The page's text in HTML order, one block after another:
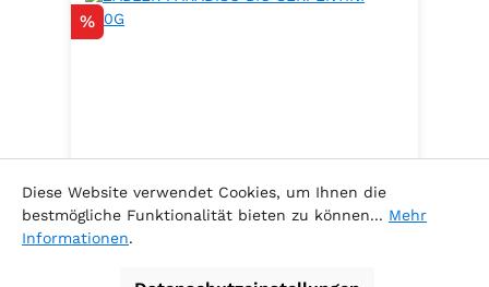
Rabatt
%
Diese Website verwendet Cookies, um Ihnen die
bestmögliche Funktionalität bieten zu können... Mehr
Informationen.